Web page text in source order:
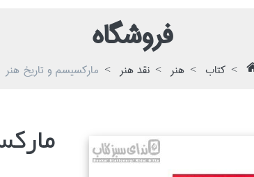
فروشگاه
كتاب هنر نقد هنر ماركسيسم و تاريخ هنر